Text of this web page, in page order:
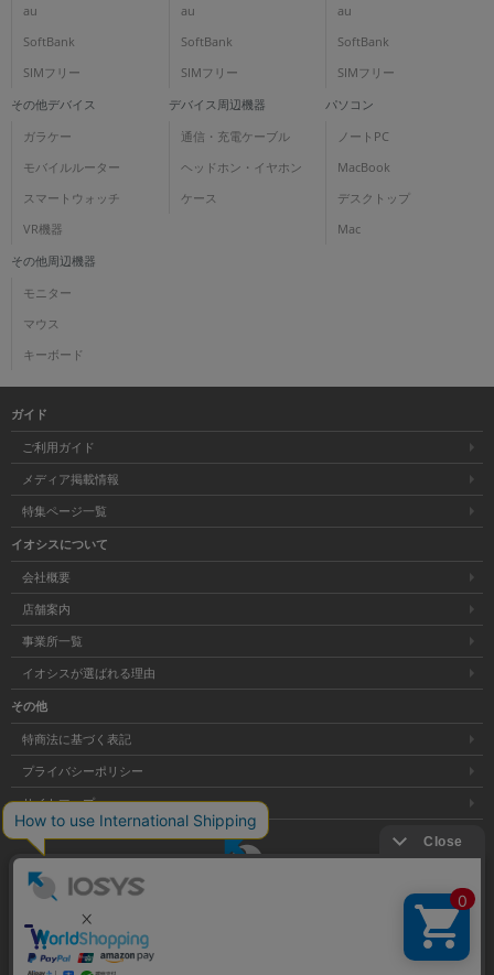
au
SoftBank
SIMフリー
au
SoftBank
SIMフリー
au
SoftBank
SIMフリー
その他デバイス
ガラケー
モバイルルーター
スマートウォッチ
VR機器
デバイス周辺機器
通信・充電ケーブル
ヘッドホン・イヤホン
ケース
パソコン
ノートPC
MacBook
デスクトップ
Mac
その他周辺機器
モニター
マウス
キーボード
ガイド
ご利用ガイド
メディア掲載情報
特集ページ一覧
イオシスについて
会社概要
店舗案内
事業所一覧
イオシスが選ばれる理由
その他
特商法に基づく表記
プライバシーポリシー
サイトマップ
Copyright © 株式会社イオシス All Rights Reserved.